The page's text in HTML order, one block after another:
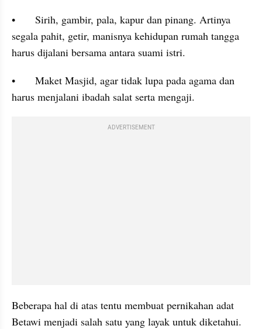
•	Sirih, gambir, pala, kapur dan pinang. Artinya
segala pahit, getir, manisnya kehidupan rumah tangga
harus dijalani bersama antara suami istri.
•	Maket Masjid, agar tidak lupa pada agama dan
harus menjalani ibadah salat serta mengaji.
ADVERTISEMENT
Beberapa hal di atas tentu membuat pernikahan adat
Betawi menjadi salah satu yang layak untuk diketahui.